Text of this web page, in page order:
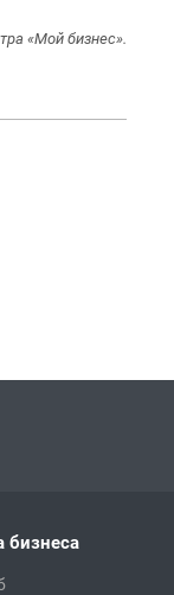
«Мой бизнес».
бизнеса